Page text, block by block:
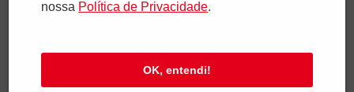
telefone (11) 5087-3600 ou pelo e-mail
Pia Sociedade de São Paulo. CNPJ: 61.287.546/0012-12. Rua
nossa Polí­tica de Privacidade.
OK, entendi!